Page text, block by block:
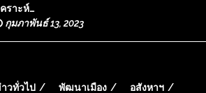
ราะห์…
กุมภาพันธ์ 13, 2023
วทั่วไป พัฒนาเมือง อสังหาฯ